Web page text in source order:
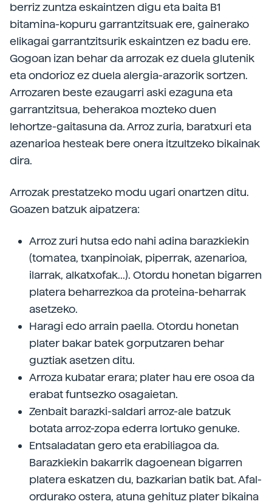
berriz zuntza eskaintzen digu eta baita B1
bitamina-kopuru garrantzitsuak ere, gainerako
elikagai garrantzitsurik eskaintzen ez badu ere.
Gogoan izan behar da arrozak ez duela glutenik
eta ondorioz ez duela alergia-arazorik sortzen.
Arrozaren beste ezaugarri aski ezaguna eta
garrantzitsua, beherakoa mozteko duen
lehortze-gaitasuna da. Arroz zuria, baratxuri eta
azenarioa hesteak bere onera itzultzeko bikainak
dira.
Arrozak prestatzeko modu ugari onartzen ditu.
Goazen batzuk aipatzera:
Arroz zuri hutsa edo nahi adina barazkiekin
(tomatea, txanpinoiak, piperrak, azenarioa,
ilarrak, alkatxofak...). Otordu honetan bigarren
platera beharrezkoa da proteina-beharrak
asetzeko.
Haragi edo arrain paella. Otordu honetan
plater bakar batek gorputzaren behar
guztiak asetzen ditu.
Arroza kubatar erara; plater hau ere osoa da
erabat funtsezko osagaietan.
Zenbait barazki-saldari arroz-ale batzuk
botata arroz-zopa ederra lortuko genuke.
Entsaladatan gero eta erabiliagoa da.
Barazkiekin bakarrik dagoenean bigarren
platera eskatzen du, bazkarian batik bat. Afal-
ordurako ostera, atuna gehituz plater bikaina